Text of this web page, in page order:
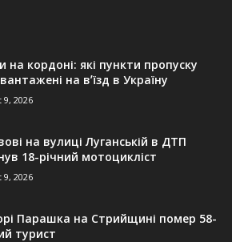
на кордоні: які пункти пропуску
на вʼїзд в Україну
9, 2026
на вулиці Луганській в ДТП
18-річний мотоцикліст
9, 2026
Парашка на Стрийщині помер 58-
турист